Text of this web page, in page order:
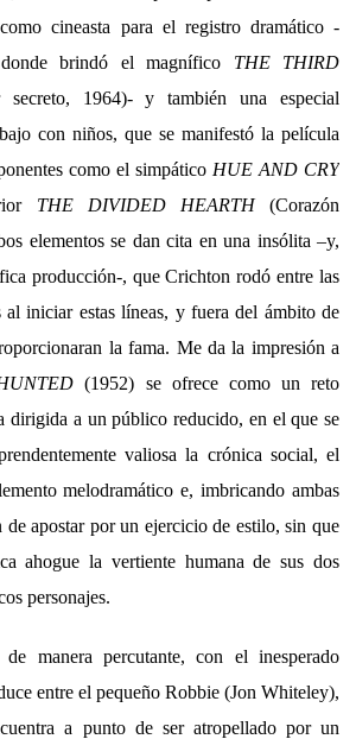
cineasta para el registro dramático -
brindó el magnífico THE THIRD
secreto, 1964)- y también una especial
con niños, que se manifestó la película
como el simpático HUE AND CRY
THE DIVIDED HEARTH(Corazón
elementos se dan cita en una insólita –y,
producción-, que Crichton rodó entre las
al iniciar estas líneas, y fuera del ámbito de
la fama. Me da la impresión a
(1952) se ofrece como un reto
dirigida a un público reducido, en el que se
valiosa la crónica social, el
melodramático e, imbricando ambas
de apostar por un ejercicio de estilo, sin que
ahogue la vertiente humana de sus dos
personajes.
manera percutante, con el inesperado
entre el pequeño Robbie (Jon Whiteley),
a punto de ser atropellado por un